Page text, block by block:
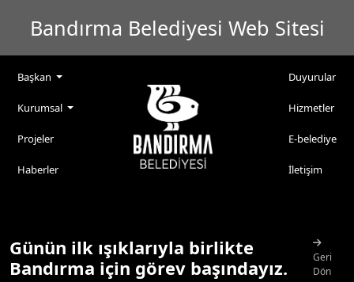
Bandırma Belediyesi Web Sitesi
Başkan
Kurumsal
Projeler
Haberler
Duyurular
Hizmetler
E-belediye
İletişim
Günün ilk ışıklarıyla birlikte
Bandırma için görev başındayız.
Geri
Dön